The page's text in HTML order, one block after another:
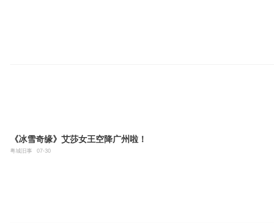
《冰雪奇缘》艾莎女王空降广州啦！
粤城旧事 07-30